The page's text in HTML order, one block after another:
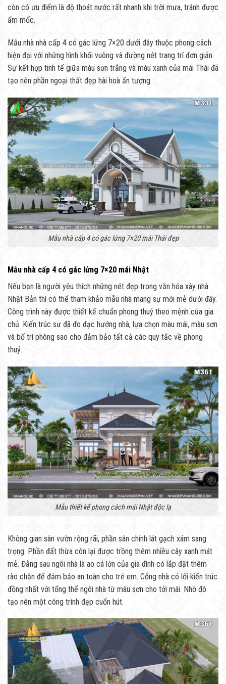
còn có ưu điểm là độ thoát nước rất nhanh khi trời mưa, tránh được
ẩm mốc.
Mẫu nhà nhà cấp 4 có gác lửng 7×20 dưới đây thuộc phong cách
hiện đại với những hình khối vuông và đường nét trang trí đơn giản.
Sự kết hợp tinh tế giữa màu sơn trắng và màu xanh của mái Thái đã
tạo nên phần ngoại thất đẹp hài hoà ấn tượng.
Mẫu nhà cấp 4 có gác lửng 7×20 mái Thái đẹp
Mẫu nhà cấp 4 có gác lửng 7×20 mái Nhật
Nếu bạn là người yêu thích những nét đẹp trong văn hóa xây nhà
Nhật Bản thì có thể tham khảo mẫu nhà mang sự mới mẻ dưới đây.
Công trình này được thiết kế chuẩn phong thuỷ theo mệnh của gia
chủ. Kiến trúc sư đã đo đạc hướng nhà, lựa chọn màu mái, màu sơn
và bố trí phòng sao cho đảm bảo tất cả các quy tắc về phong
thuỷ.
Mẫu thiết kế phong cách mái Nhật độc lạ
Không gian sân vườn rộng rãi, phần sân chính lát gạch xám sang
trọng. Phần đất thừa còn lại được trồng thêm nhiều cây xanh mát
mẻ. Đằng sau ngôi nhà là ao cá lớn của gia đình có lắp đặt thêm
rào chắn để đảm bảo an toàn cho trẻ em. Cổng nhà có lối kiến trúc
đồng nhất với tổng thể ngôi nhà từ màu sơn cho tới mái. Nhờ đó
tạo nên một công trình đẹp cuốn hút.